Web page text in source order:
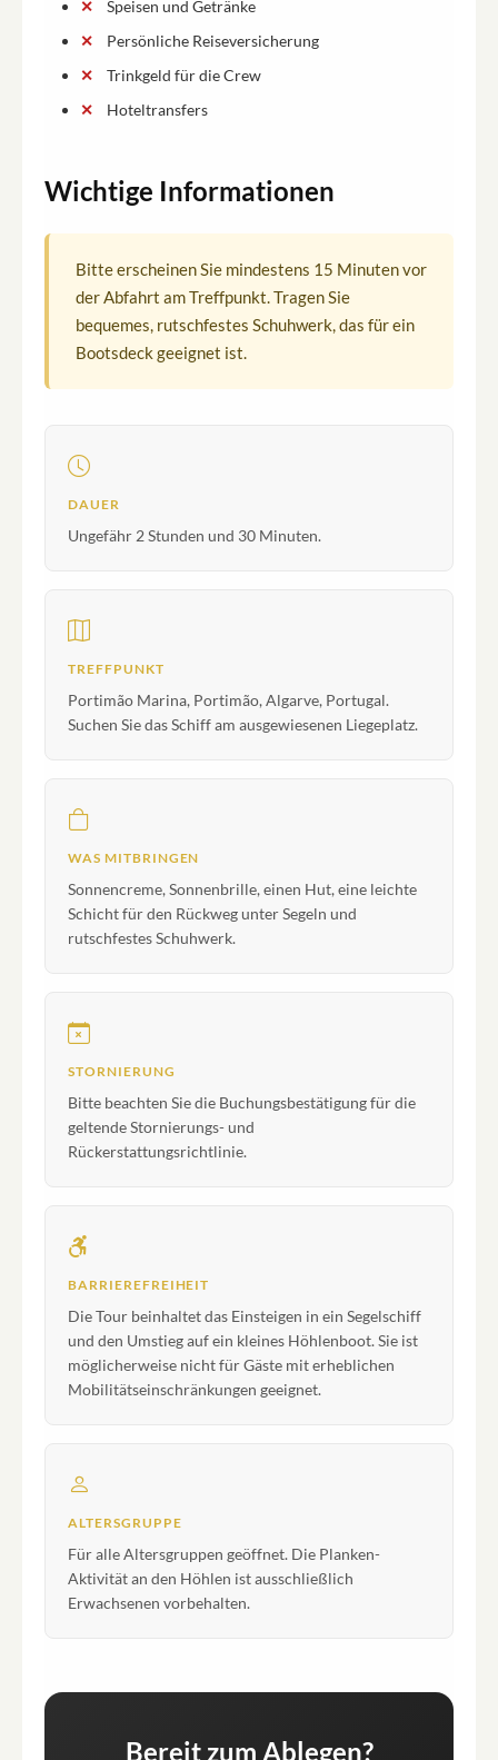
Speisen und Getränke
Persönliche Reiseversicherung
Trinkgeld für die Crew
Hoteltransfers
Wichtige Informationen
Bitte erscheinen Sie mindestens 15 Minuten vor
der Abfahrt am Treffpunkt. Tragen Sie
bequemes, rutschfestes Schuhwerk, das für ein
Bootsdeck geeignet ist.
DAUER
Ungefähr 2 Stunden und 30 Minuten.
TREFFPUNKT
Portimão Marina, Portimão, Algarve, Portugal.
Suchen Sie das Schiff am ausgewiesenen Liegeplatz.
WAS MITBRINGEN
Sonnencreme, Sonnenbrille, einen Hut, eine leichte
Schicht für den Rückweg unter Segeln und
rutschfestes Schuhwerk.
STORNIERUNG
Bitte beachten Sie die Buchungsbestätigung für die
geltende Stornierungs- und
Rückerstattungsrichtlinie.
BARRIEREFREIHEIT
Die Tour beinhaltet das Einsteigen in ein Segelschiff
und den Umstieg auf ein kleines Höhlenboot. Sie ist
möglicherweise nicht für Gäste mit erheblichen
Mobilitätseinschränkungen geeignet.
ALTERSGRUPPE
Für alle Altersgruppen geöffnet. Die Planken-
Aktivität an den Höhlen ist ausschließlich
Erwachsenen vorbehalten.
Bereit zum Ablegen?